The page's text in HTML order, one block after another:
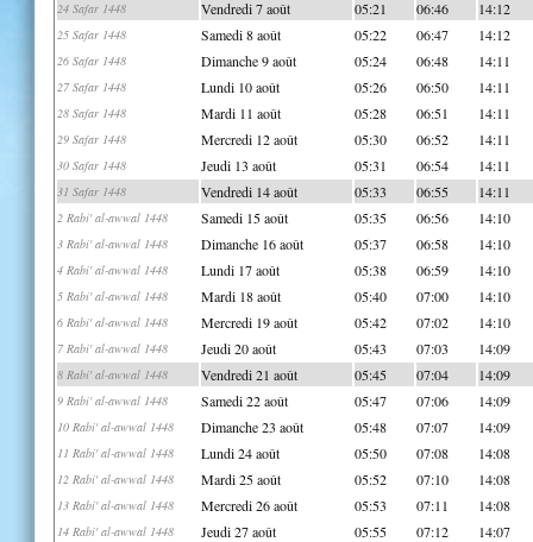
24 Safar 1448 Vendredi 7 août 05:21 06:46 14:12
25 Safar 1448 Samedi 8 août 05:22 06:47 14:12
26 Safar 1448 Dimanche 9 août 05:24 06:48 14:11
27 Safar 1448 Lundi 10 août 05:26 06:50 14:11
28 Safar 1448 Mardi 11 août 05:28 06:51 14:11
29 Safar 1448 Mercredi 12 août 05:30 06:52 14:11
30 Safar 1448 Jeudi 13 août 05:31 06:54 14:11
31 Safar 1448 Vendredi 14 août 05:33 06:55 14:11
2 Rabi' al-awwal 1448 Samedi 15 août 05:35 06:56 14:10
3 Rabi' al-awwal 1448 Dimanche 16 août 05:37 06:58 14:10
4 Rabi' al-awwal 1448 Lundi 17 août 05:38 06:59 14:10
5 Rabi' al-awwal 1448 Mardi 18 août 05:40 07:00 14:10
6 Rabi' al-awwal 1448 Mercredi 19 août 05:42 07:02 14:10
7 Rabi' al-awwal 1448 Jeudi 20 août 05:43 07:03 14:09
8 Rabi' al-awwal 1448 Vendredi 21 août 05:45 07:04 14:09
9 Rabi' al-awwal 1448 Samedi 22 août 05:47 07:06 14:09
10 Rabi' al-awwal 1448 Dimanche 23 août 05:48 07:07 14:09
11 Rabi' al-awwal 1448 Lundi 24 août 05:50 07:08 14:08
12 Rabi' al-awwal 1448 Mardi 25 août 05:52 07:10 14:08
13 Rabi' al-awwal 1448 Mercredi 26 août 05:53 07:11 14:08
14 Rabi' al-awwal 1448 Jeudi 27 août 05:55 07:12 14:07